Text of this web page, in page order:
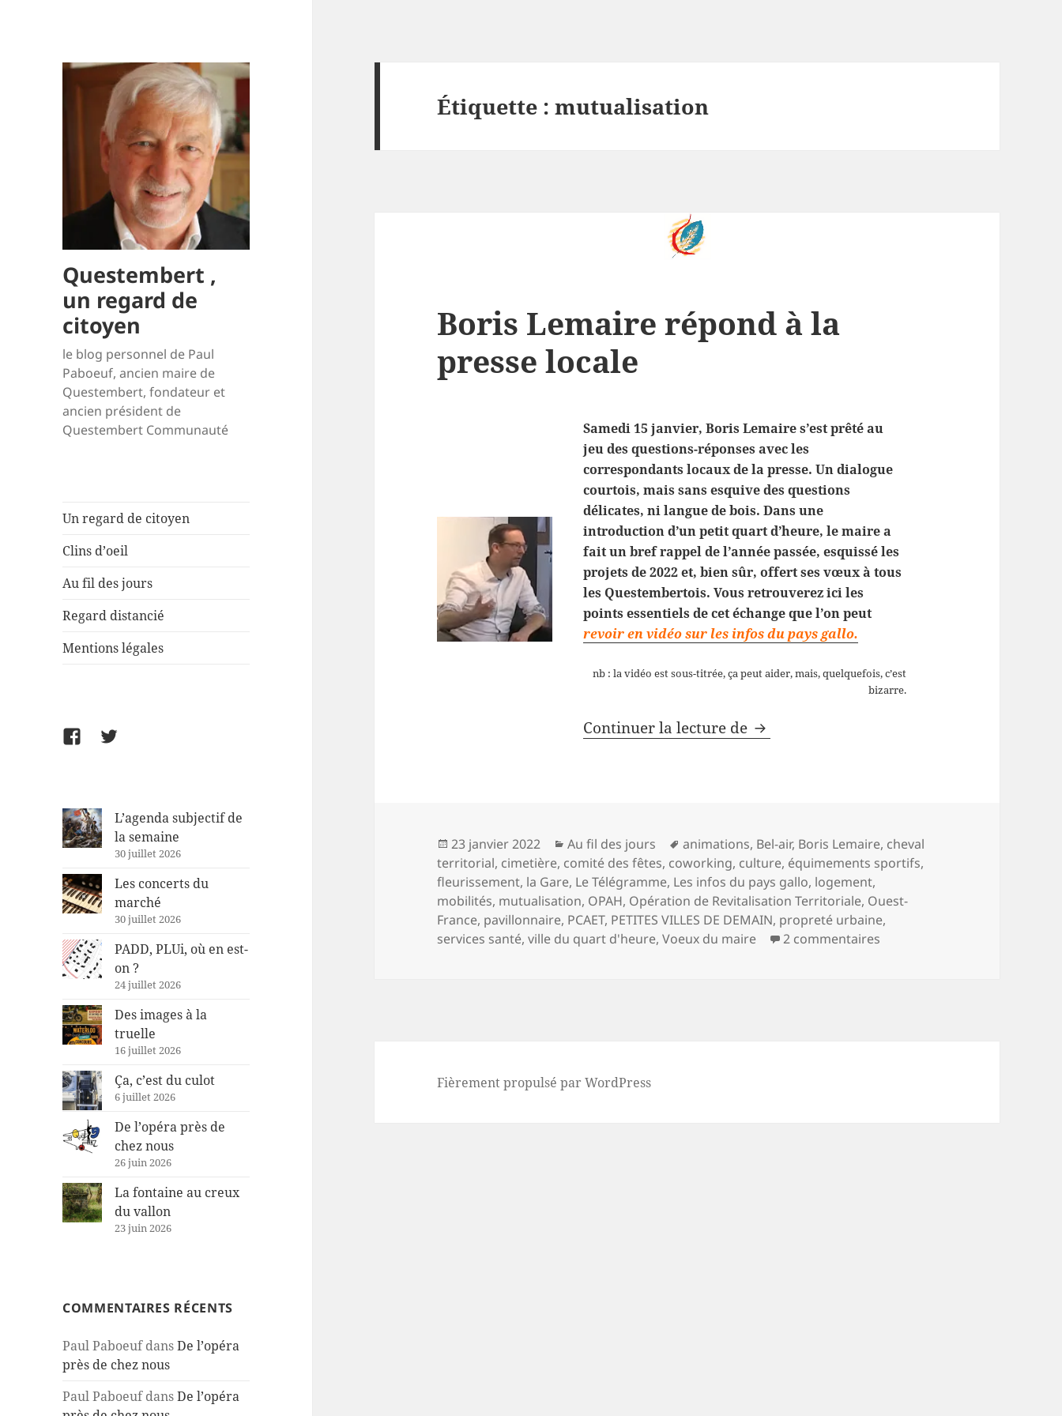
Questembert ,
un regard de
citoyen
le blog personnel de Paul
Paboeuf, ancien maire de
Questembert, fondateur et
ancien président de
Questembert Communauté
Un regard de citoyen
Clins d’oeil
Au fil des jours
Regard distancié
Mentions légales
FacebookTwitter
L’agenda subjectif de
la semaine
30 juillet 2026
Les concerts du
marché
30 juillet 2026
PADD, PLUi, où en est-
on ?
24 juillet 2026
Des images à la
truelle
16 juillet 2026
Ça, c’est du culot
6 juillet 2026
De l’opéra près de
chez nous
26 juin 2026
La fontaine au creux
du vallon
23 juin 2026
COMMENTAIRES RÉCENTS
Paul PaboeufdansDe l’opéra
près de chez nous
Paul PaboeufdansDe l’opéra
Étiquette :mutualisation
Boris Lemaire répond à la
presse locale
Samedi 15 janvier, Boris Lemaire s’est prêté au
jeu des questions-réponses avec les
correspondants locaux de la presse. Un dialogue
courtois, mais sans esquive des questions
délicates, ni langue de bois. Dans une
introduction d’un petit quart d’heure, le maire a
fait un bref rappel de l’année passée, esquissé les
projets de 2022 et, bien sûr, offert ses vœux à tous
les Questembertois. Vous retrouverez ici les
points essentiels de cet échange que l’on peut
revoir en vidéo sur les infos du pays gallo.
nb : la vidéo est sous-titrée, ça peut aider, mais, quelquefois, c’est
bizarre.
Continuer la lecture de Boris Lemaire répond à la presse locale
Publié
le
23 janvier 2022 Catégories
Au fil des jours
Mots-
clés
animations, Bel-air, Boris Lemaire, cheval
territorial, cimetière, comité des fêtes, coworking, culture, équimements sportifs,
fleurissement, la Gare, Le Télégramme, Les infos du pays gallo, logement,
mobilités, mutualisation, OPAH, Opération de Revitalisation Territoriale, Ouest-
France, pavillonnaire, PCAET, PETITES VILLES DE DEMAIN, propreté urbaine,
services santé,ville du quart d'heure,Voeux du maire 2 commentaires
Fièrement propulsé par WordPress